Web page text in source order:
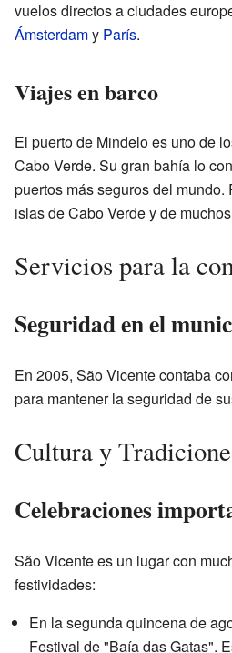
vuelos directos a ciudades
Ámsterdamy París.
Viajes en barco
El puerto de Mindelo es uno de
Cabo Verde. Su gran bahía lo
puertos más seguros del
islas de Cabo Verde y de
Servicios para la
Seguridad en el
En 2005, São Vicente contaba
para mantener la seguridad de
Cultura y
Celebraciones
São Vicente es un lugar con
festividades:
En la segunda quincena de
Festival de "Baía das Gatas".